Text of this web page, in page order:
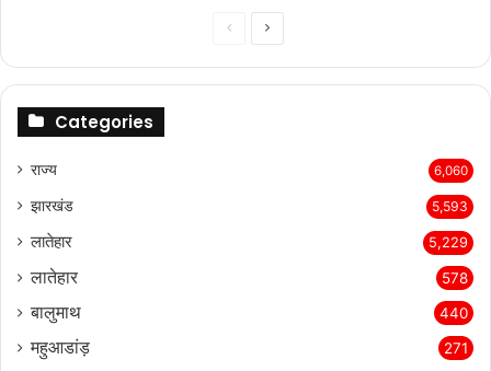
PreviousNext
Categories
राज्‍य 6,060
झारखंड 5,593
लातेहार 5,229
लातेहार 578
बालुमाथ 440
महुआडांड़ 271